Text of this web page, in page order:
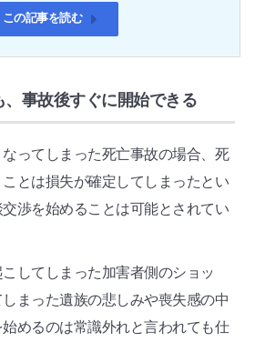
この記事を読む
事故後すぐに開始できる
ってしまった死亡事故の場合、死
とは損失が確定してしまったとい
渉を始めることは可能とされてい
してしまった加害者側のショッ
まった遺族の悲しみや喪失感の中
めるのは常識外れと言われても仕